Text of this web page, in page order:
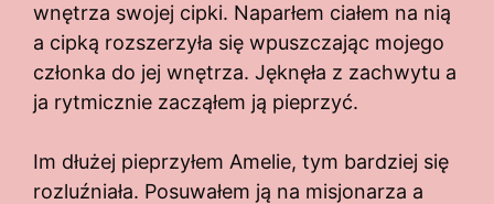
wnętrza swojej cipki. Naparłem ciałem na nią
a cipką rozszerzyła się wpuszczając mojego
członka do jej wnętrza. Jęknęła z zachwytu a
ja rytmicznie zacząłem ją pieprzyć.
Im dłużej pieprzyłem Amelie, tym bardziej się
rozluźniała. Posuwałem ją na misjonarza a